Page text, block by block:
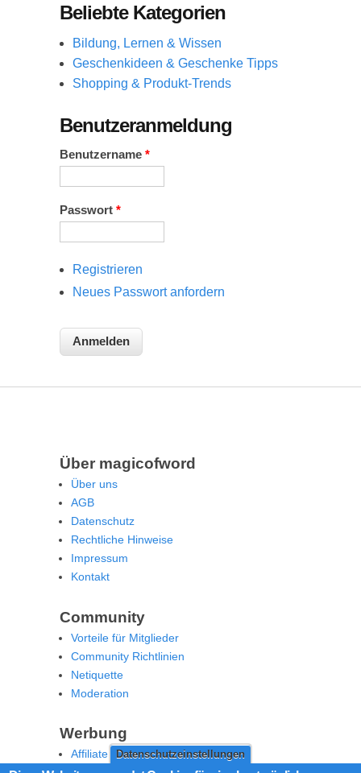
Datenschutzeinstellungen
Beliebte Kategorien
Bildung, Lernen & Wissen
Geschenkideen & Geschenke Tipps
Shopping & Produkt-Trends
Benutzeranmeldung
Benutzername *
Passwort *
Registrieren
Neues Passwort anfordern
Über magicofword
Über uns
AGB
Datenschutz
Rechtliche Hinweise
Impressum
Kontakt
Community
Vorteile für Mitglieder
Community Richtlinien
Netiquette
Moderation
Werbung
Affiliate Offenlegung